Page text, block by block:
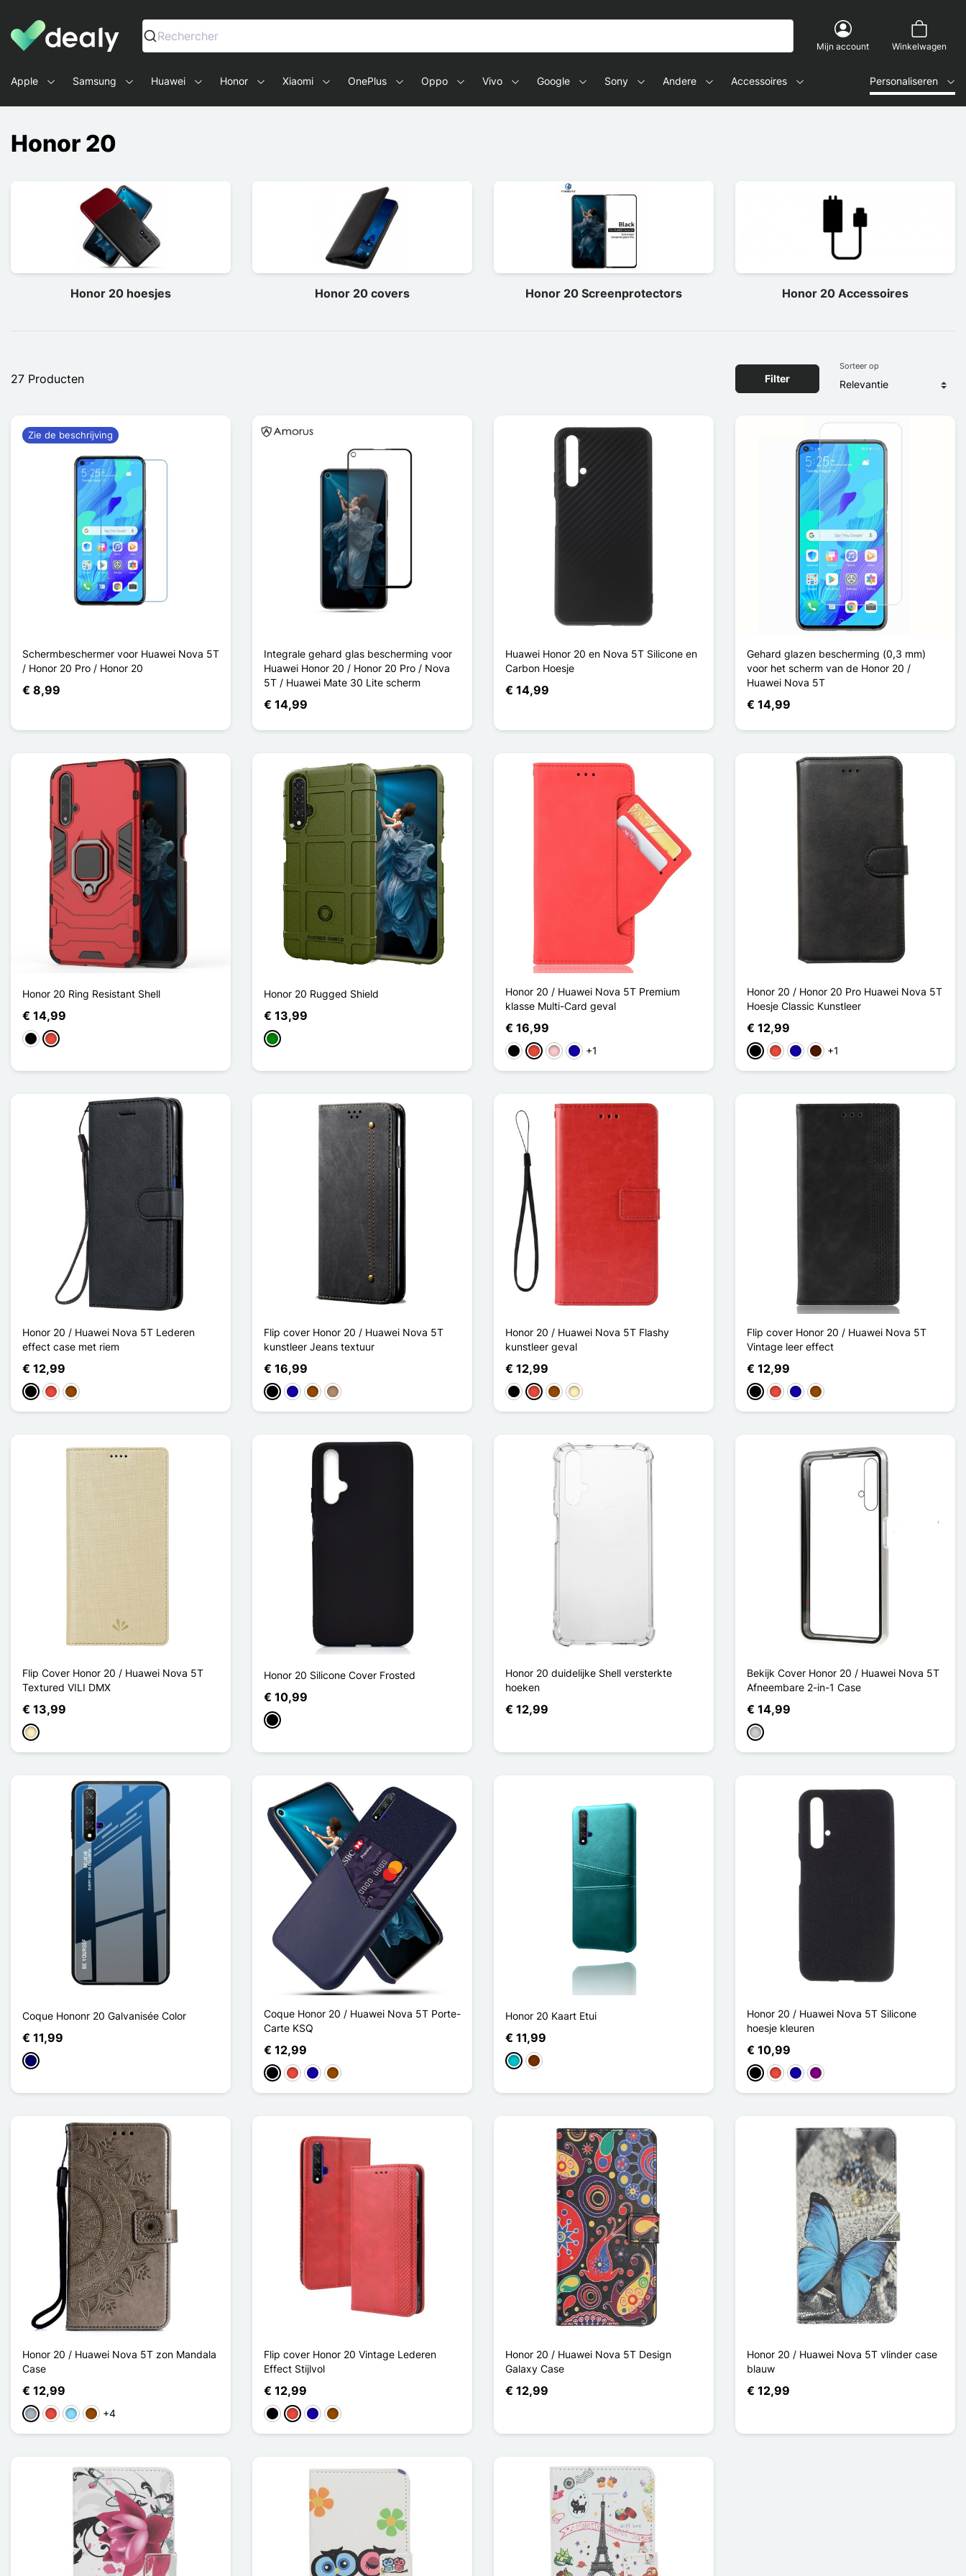
Dealy - Telefoonhoesjes en Accessoires voor smartphones en tablets
Rechercher
Mijn account Winkelwagen
Apple Samsung Huawei Honor Xiaomi OnePlus Oppo Vivo Google Sony Andere Accessoires Personaliseren
Honor 20
Honor 20 hoesjes Honor 20 covers Honor 20 Screenprotectors Honor 20 Accessoires
27 Producten Filter
Sorteer op
Schermbeschermer voor Huawei Nova 5T
/ Honor 20 Pro / Honor 20
€ 8,99
Zie de beschrijving
Integrale gehard glas bescherming voor
Huawei Honor 20 / Honor 20 Pro / Nova
5T / Huawei Mate 30 Lite scherm
€ 14,99
Huawei Honor 20 en Nova 5T Silicone en
Carbon Hoesje
€ 14,99
Gehard glazen bescherming (0,3 mm)
voor het scherm van de Honor 20 /
Huawei Nova 5T
€ 14,99
Honor 20 Ring Resistant Shell
€ 14,99
ZwartRood
Honor 20 Rugged Shield
€ 13,99
Groen
Honor 20 / Huawei Nova 5T Premium
klasse Multi-Card geval
€ 16,99
ZwartRoodRozeDonkerblauw
+1
Honor 20 / Honor 20 Pro Huawei Nova 5T
Hoesje Classic Kunstleer
€ 12,99
ZwartRoodDonkerblauw
Donkerbruin
+1
Honor 20 / Huawei Nova 5T Lederen
effect case met riem
€ 12,99
ZwartRoodBruin
Flip cover Honor 20 / Huawei Nova 5T
kunstleer Jeans textuur
€ 16,99
ZwartDonkerblauw
BruinMol
Honor 20 / Huawei Nova 5T Flashy
kunstleer geval
€ 12,99
ZwartRoodBruinGolden
Flip cover Honor 20 / Huawei Nova 5T
Vintage leer effect
€ 12,99
ZwartRoodDonkerblauw
Bruin
Flip Cover Honor 20 / Huawei Nova 5T
Textured VILI DMX
€ 13,99
Golden
Honor 20 Silicone Cover Frosted
€ 10,99
Zwart
Honor 20 duidelijke Shell versterkte
hoeken
€ 12,99
Bekijk Cover Honor 20 / Huawei Nova 5T
Afneembare 2-in-1 Case
€ 14,99
Zilver
Coque Hononr 20 Galvanisée Color
€ 11,99
Marine Blauw
Coque Honor 20 / Huawei Nova 5T Porte-
Carte KSQ
€ 12,99
ZwartRoodDonkerblauw
Bruin
Honor 20 Kaart Etui
€ 11,99
Turkoois
Koffie
Honor 20 / Huawei Nova 5T Silicone
hoesje kleuren
€ 10,99
ZwartRoodDonkerblauw
Purper
Honor 20 / Huawei Nova 5T zon Mandala
Case
€ 12,99
GrijsRoodLicht Blauw
Bruin+4
Flip cover Honor 20 Vintage Lederen
Effect Stijlvol
€ 12,99
ZwartRoodDonkerblauw
Bruin
Honor 20 / Huawei Nova 5T Design
Galaxy Case
€ 12,99
Honor 20 / Huawei Nova 5T vlinder case
blauw
€ 12,99